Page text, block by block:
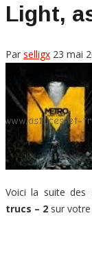
Light,
Par selligx 23 mai
Voici la suite des
trucs – 2 sur